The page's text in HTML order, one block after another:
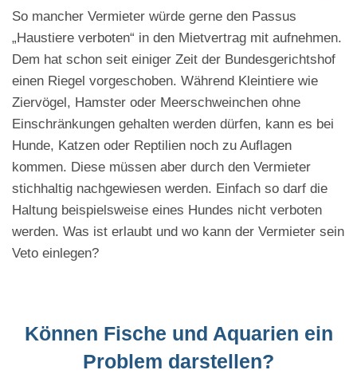
So mancher Vermieter würde gerne den Passus
„Haustiere verboten“ in den Mietvertrag mit aufnehmen.
Dem hat schon seit einiger Zeit der Bundesgerichtshof
einen Riegel vorgeschoben. Während Kleintiere wie
Ziervögel, Hamster oder Meerschweinchen ohne
Einschränkungen gehalten werden dürfen, kann es bei
Hunde, Katzen oder Reptilien noch zu Auflagen
kommen. Diese müssen aber durch den Vermieter
stichhaltig nachgewiesen werden. Einfach so darf die
Haltung beispielsweise eines Hundes nicht verboten
werden. Was ist erlaubt und wo kann der Vermieter sein
Veto einlegen?
Können Fische und Aquarien ein
Problem darstellen?